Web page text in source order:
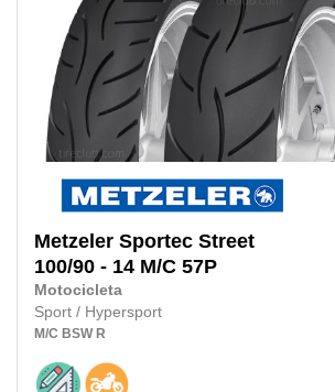
Metzeler Sportec Street
100/90 - 14 M/C 57P
Motocicleta
Sport / Hypersport
M/C BSW R